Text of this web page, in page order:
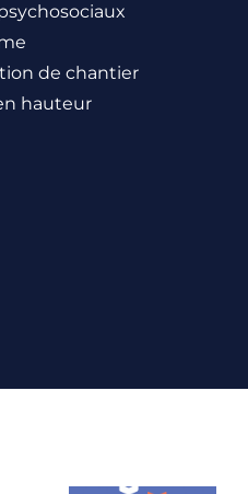
de chantier
hauteur